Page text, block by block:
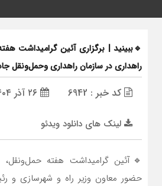
🔹ببینید | برگزاری آئین گرامیداشت
راهداری در سازمان راهداری وحمل‌ونقل
کد خبر : 6942
لینک های دانلود ویدئو
🔹آئین گرامیداشت هفته حمل‌ونقل،
حضور معاون وزیر راه و شهرسازی و